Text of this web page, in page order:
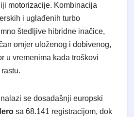
motorizacije. Kombinacija
i uglađenih turbo
štedljive hibridne inačice,
omjer uloženog i dobivenog,
u vremenima kada troškovi
se dosadašnji europski
sa 68.141 registracijom, dok